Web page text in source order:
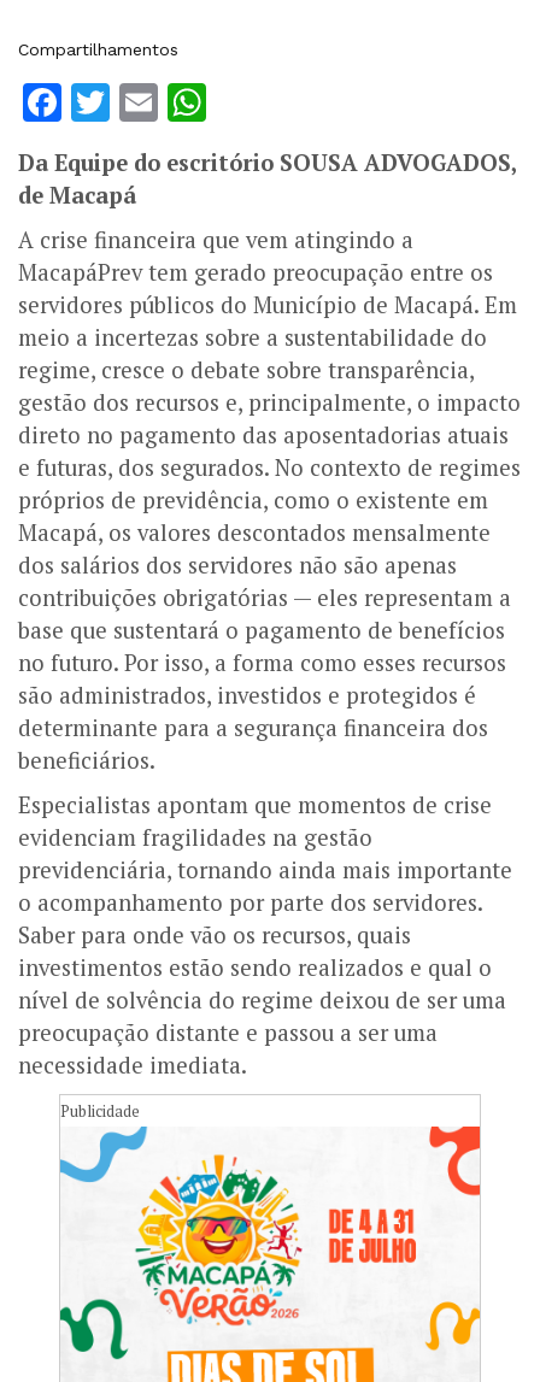
Compartilhamentos
Facebook
Twitter
Email
Da Equipe do escritório SOUSA ADVOGADOS,
de Macapá
A crise financeira que vem atingindo a
MacapáPrev tem gerado preocupação entre os
servidores públicos do Município de Macapá. Em
meio a incertezas sobre a sustentabilidade do
regime, cresce o debate sobre transparência,
gestão dos recursos e, principalmente, o impacto
direto no pagamento das aposentadorias atuais
e futuras, dos segurados. No contexto de regimes
próprios de previdência, como o existente em
Macapá, os valores descontados mensalmente
dos salários dos servidores não são apenas
contribuições obrigatórias — eles representam a
base que sustentará o pagamento de benefícios
no futuro. Por isso, a forma como esses recursos
são administrados, investidos e protegidos é
determinante para a segurança financeira dos
beneficiários.
Especialistas apontam que momentos de crise
evidenciam fragilidades na gestão
previdenciária, tornando ainda mais importante
o acompanhamento por parte dos servidores.
Saber para onde vão os recursos, quais
investimentos estão sendo realizados e qual o
nível de solvência do regime deixou de ser uma
preocupação distante e passou a ser uma
necessidade imediata.
Publicidade